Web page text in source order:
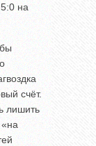
на
счёт.
лишить